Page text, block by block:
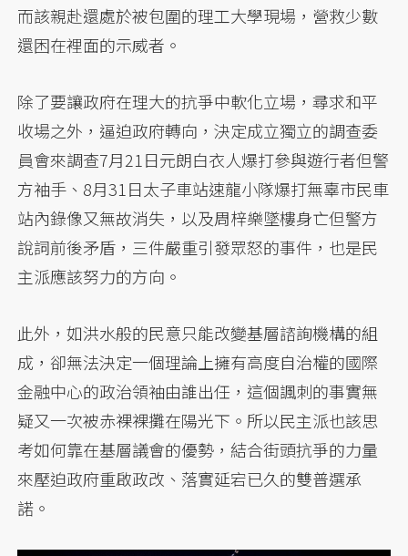
而該親赴還處於被包圍的理工大學現場，營救少數
還困在裡面的示威者。
除了要讓政府在理大的抗爭中軟化立場，尋求和平
收場之外，逼迫政府轉向，決定成立獨立的調查委
員會來調查7月21日元朗白衣人爆打參與遊行者但警
方袖手、8月31日太子車站速龍小隊爆打無辜市民車
站內錄像又無故消失，以及周梓樂墜樓身亡但警方
說詞前後矛盾，三件嚴重引發眾怒的事件，也是民
主派應該努力的方向。
此外，如洪水般的民意只能改變基層諮詢機構的組
成，卻無法決定一個理論上擁有高度自治權的國際
金融中心的政治領袖由誰出任，這個諷刺的事實無
疑又一次被赤裸裸攤在陽光下。所以民主派也該思
考如何靠在基層議會的優勢，結合街頭抗爭的力量
來壓迫政府重啟政改、落實延宕已久的雙普選承
諾。